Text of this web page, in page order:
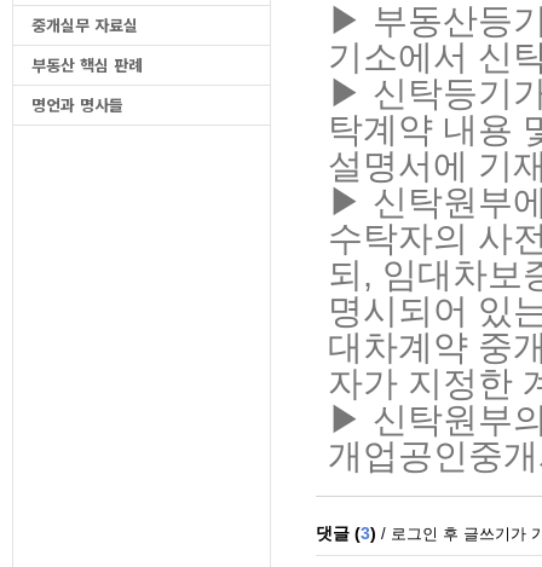
중개실무 자료실
부동산 핵심 판례
명언과 명사들
▶ 부동산등
기소에서 신
▶ 신탁등기
탁계약 내용
설명서에 기
▶ 신탁원부
수탁자의 사
되, 임대차보
명시되어 있
대차계약 중
자가 지정한
▶ 신탁원부
개업공인중